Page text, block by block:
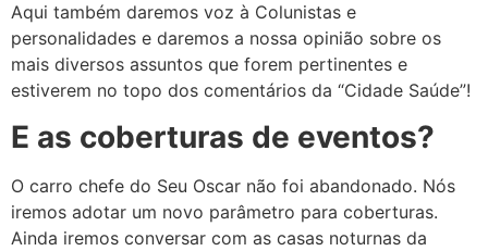
Aqui também daremos voz à Colunistas e
personalidades e daremos a nossa opinião sobre os
mais diversos assuntos que forem pertinentes e
estiverem no topo dos comentários da “Cidade Saúde”!
E as coberturas de eventos?
O carro chefe do Seu Oscar não foi abandonado. Nós
iremos adotar um novo parâmetro para coberturas.
Ainda iremos conversar com as casas noturnas da